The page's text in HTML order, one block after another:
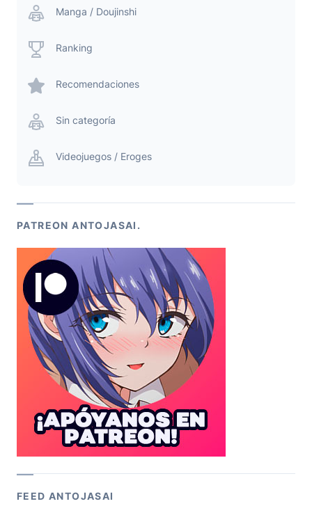
Manga / Doujinshi
Ranking
Recomendaciones
Sin categoría
Videojuegos / Eroges
PATREON ANTOJASAI.
FEED ANTOJASAI